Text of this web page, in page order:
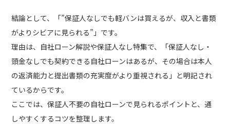
結論として、「”保証人なしでも軽バンは買えるが、収入と書類
がよりシビアに見られる”」です。
理由は、自社ローン解説や保証人なし特集で、「保証人なし・
頭金なしでも契約できる自社ローンはあるが、その場合は本人
の返済能力と提出書類の充実度がより重視される」と明記され
ているからです。
ここでは、保証人不要の自社ローンで見られるポイントと、通
しやすくするコツを整理します。